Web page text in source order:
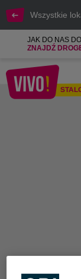
Wszystkie
JAK DO NAS
ZNAJDŹ
Cygaleria